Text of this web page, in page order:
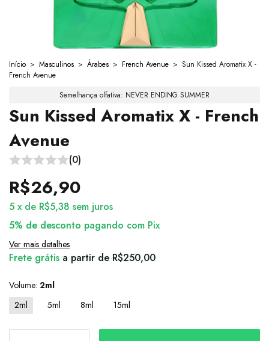
Início > Masculinos > Árabes > French Avenue > Sun Kissed Aromatix X -
French Avenue
Semelhança olfativa: NEVER ENDING SUMMER
Sun Kissed Aromatix X - French
Avenue
(0)
R$26,90
5 x de R$5,38 sem juros
5% de desconto pagando com Pix
Ver mais detalhes
Frete grátis a partir de R$250,00
Volume: 2ml
2ml
5ml 8ml 15ml